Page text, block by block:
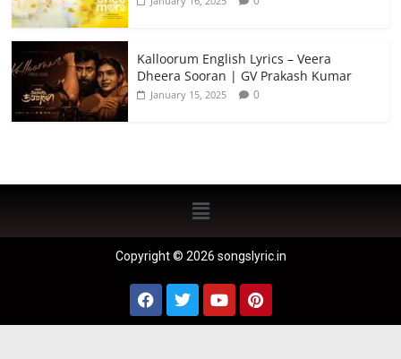
Kalloorum English Lyrics – Veera
Dheera Sooran | GV Prakash Kumar
January 15, 2025 0
Copyright © 2026 songslyric.in